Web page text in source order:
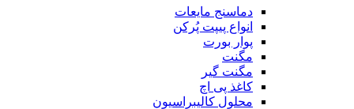
دماسنج مایعات
انواع پیپت پُرکن
پوار بورت
مگنت
مگنت گیر
کاغذ پی اچ
محلول کالیبراسیون